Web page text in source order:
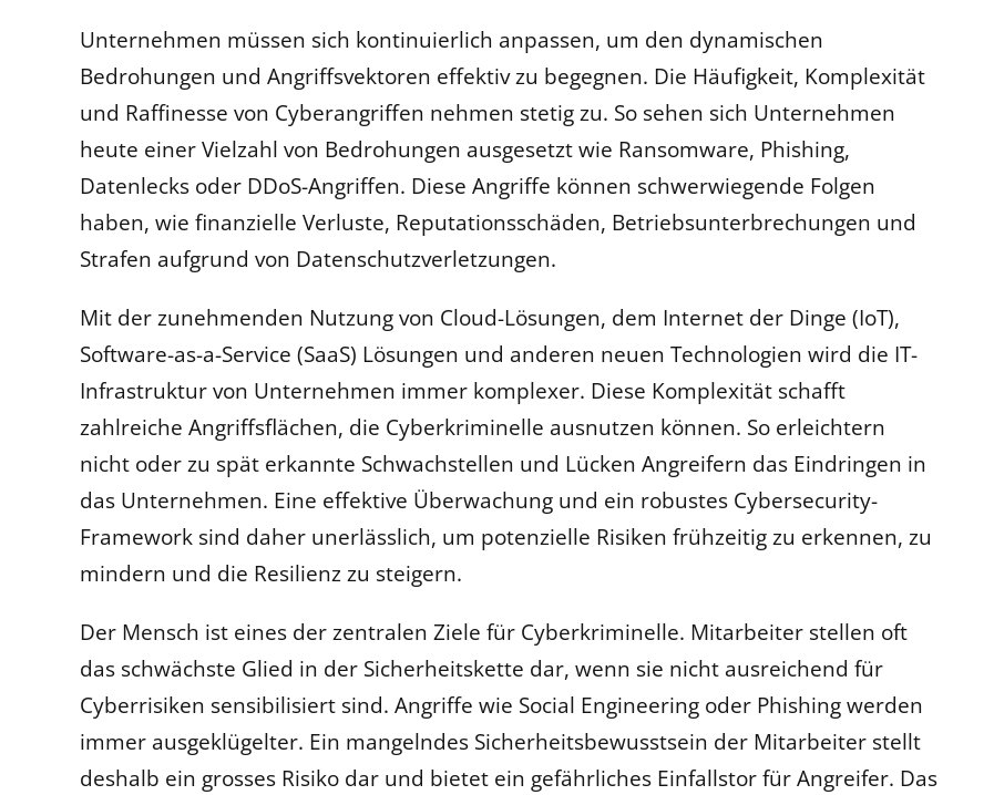
Unternehmen müssen sich kontinuierlich anpassen, um den dynamischen
Bedrohungen und Angriffsvektoren effektiv zu begegnen. Die Häufigkeit, Komplexität
und Raffinesse von Cyberangriffen nehmen stetig zu. So sehen sich Unternehmen
heute einer Vielzahl von Bedrohungen ausgesetzt wie Ransomware, Phishing,
Datenlecks oder DDoS-Angriffen. Diese Angriffe können schwerwiegende Folgen
haben, wie finanzielle Verluste, Reputationsschäden, Betriebsunterbrechungen und
Strafen aufgrund von Datenschutzverletzungen.
Mit der zunehmenden Nutzung von Cloud-Lösungen, dem Internet der Dinge (IoT),
Software-as-a-Service (SaaS) Lösungen und anderen neuen Technologien wird die IT-
Infrastruktur von Unternehmen immer komplexer. Diese Komplexität schafft
zahlreiche Angriffsflächen, die Cyberkriminelle ausnutzen können. So erleichtern
nicht oder zu spät erkannte Schwachstellen und Lücken Angreifern das Eindringen in
das Unternehmen. Eine effektive Überwachung und ein robustes Cybersecurity-
Framework sind daher unerlässlich, um potenzielle Risiken frühzeitig zu erkennen, zu
mindern und die Resilienz zu steigern.
Der Mensch ist eines der zentralen Ziele für Cyberkriminelle. Mitarbeiter stellen oft
das schwächste Glied in der Sicherheitskette dar, wenn sie nicht ausreichend für
Cyberrisiken sensibilisiert sind. Angriffe wie Social Engineering oder Phishing werden
immer ausgeklügelter. Ein mangelndes Sicherheitsbewusstsein der Mitarbeiter stellt
deshalb ein grosses Risiko dar und bietet ein gefährliches Einfallstor für Angreifer. Das